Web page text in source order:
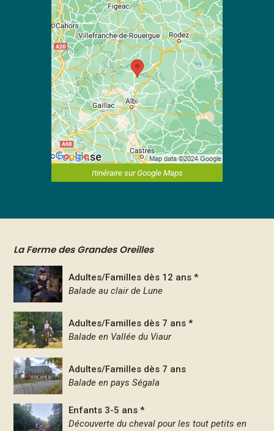
Itinéraire sur Google Maps
La Ferme des Grandes Oreilles
Adultes/Familles dès 12 ans *
Balade au clair de Lune
Adultes/Familles dès 7 ans *
Balade en Vallée du Viaur
Adultes/Familles dès 7 ans
Balade en pays Ségala
Enfants 3-5 ans *
Découverte du cheval pour les tout petits en